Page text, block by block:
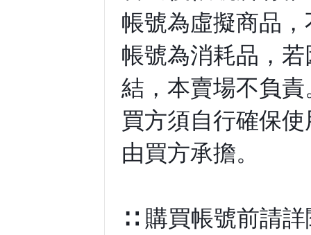
帳號為虛擬商品
帳號為消耗品，
結，本賣場不負
買方須自行確保
由買方承擔。
∷ 購買帳號前請